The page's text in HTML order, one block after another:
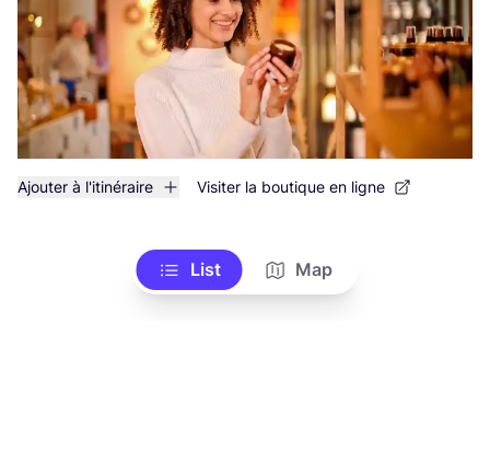
Ajouter à l'itinéraire Visiter la boutique en ligne
List Map